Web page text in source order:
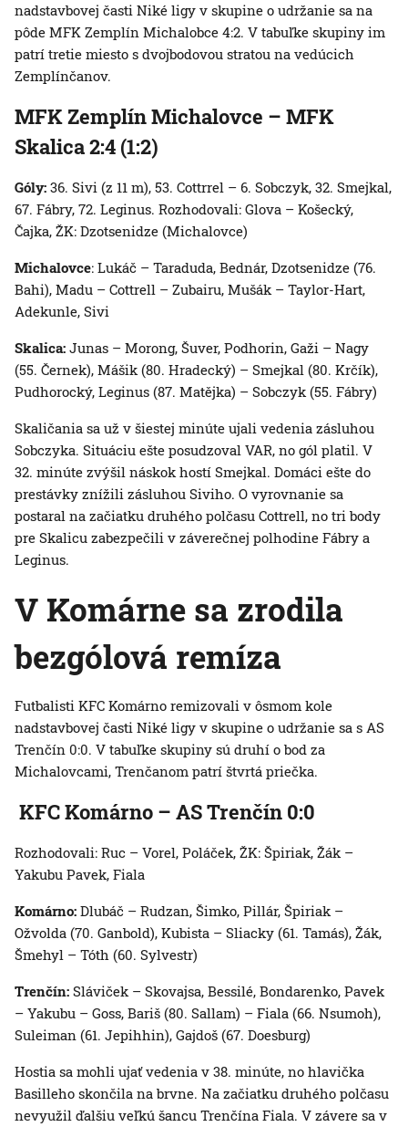
nadstavbovej časti Niké ligy v skupine o udržanie sa na
pôde MFK Zemplín Michalobce 4:2. V tabuľke skupiny im
patrí tretie miesto s dvojbodovou stratou na vedúcich
Zemplínčanov.
MFK Zemplín Michalovce – MFK
Skalica 2:4 (1:2)
Góly: 36. Sivi (z 11 m), 53. Cottrrel – 6. Sobczyk, 32. Smejkal,
67. Fábry, 72. Leginus. Rozhodovali: Glova – Košecký,
Čajka, ŽK: Dzotsenidze (Michalovce)
Michalovce: Lukáč – Taraduda, Bednár, Dzotsenidze (76.
Bahi), Madu – Cottrell – Zubairu, Mušák – Taylor-Hart,
Adekunle, Sivi
Skalica: Junas – Morong, Šuver, Podhorin, Gaži – Nagy
(55. Černek), Mášik (80. Hradecký) – Smejkal (80. Krčík),
Pudhorocký, Leginus (87. Matějka) – Sobczyk (55. Fábry)
Skaličania sa už v šiestej minúte ujali vedenia zásluhou
Sobczyka. Situáciu ešte posudzoval VAR, no gól platil. V
32. minúte zvýšil náskok hostí Smejkal. Domáci ešte do
prestávky znížili zásluhou Siviho. O vyrovnanie sa
postaral na začiatku druhého polčasu Cottrell, no tri body
pre Skalicu zabezpečili v záverečnej polhodine Fábry a
Leginus.
V Komárne sa zrodila
bezgólová remíza
Futbalisti KFC Komárno remizovali v ôsmom kole
nadstavbovej časti Niké ligy v skupine o udržanie sa s AS
Trenčín 0:0. V tabuľke skupiny sú druhí o bod za
Michalovcami, Trenčanom patrí štvrtá priečka.
KFC Komárno – AS Trenčín 0:0
Rozhodovali: Ruc – Vorel, Poláček, ŽK: Špiriak, Žák –
Yakubu Pavek, Fiala
Komárno: Dlubáč – Rudzan, Šimko, Pillár, Špiriak –
Ožvolda (70. Ganbold), Kubista – Sliacky (61. Tamás), Žák,
Šmehyl – Tóth (60. Sylvestr)
Trenčín: Sláviček – Skovajsa, Bessilé, Bondarenko, Pavek
– Yakubu – Goss, Bariš (80. Sallam) – Fiala (66. Nsumoh),
Suleiman (61. Jepihhin), Gajdoš (67. Doesburg)
Hostia sa mohli ujať vedenia v 38. minúte, no hlavička
Basilleho skončila na brvne. Na začiatku druhého polčasu
nevyužil ďalšiu veľkú šancu Trenčína Fiala. V závere sa v